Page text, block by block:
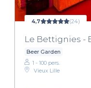
4,7 (24)
Le Bettignies -
Beer Garden
1 - 100 pers.
Vieux Lille